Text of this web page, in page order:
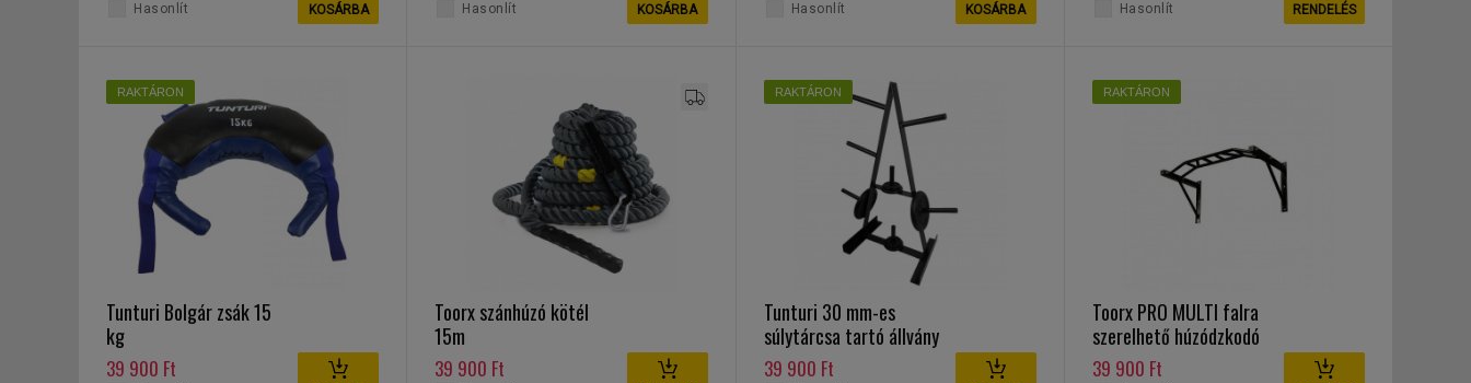
KOSÁRBA
Hasonlít KOSÁRBA
Hasonlít KOSÁRBA
Hasonlít RENDELÉS
Hasonlít
RAKTÁRON
Tunturi Bolgár zsák 15
kg
39 900 Ft
Toorx szánhúzó kötél
15m
39 900 Ft
RAKTÁRON
Tunturi 30 mm-es
súlytárcsa tartó állvány
39 900 Ft
RAKTÁRON
Toorx PRO MULTI falra
szerelhető húzódzkodó
rúd TTM-PRO
39 900 Ft